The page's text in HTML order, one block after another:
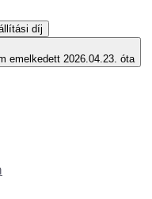
díj
emelkedett 2026.04.23. óta